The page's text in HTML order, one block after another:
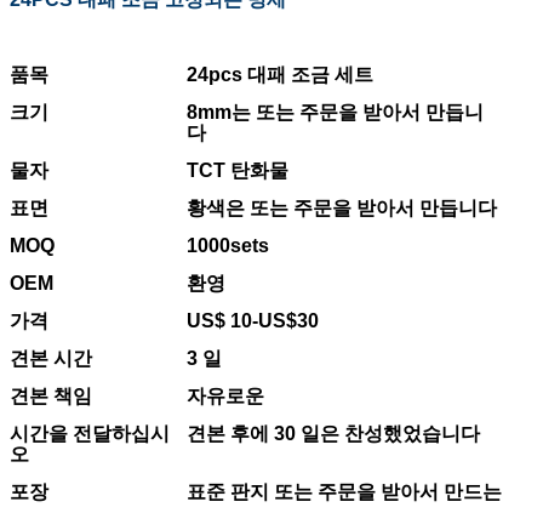
품목
24pcs 대패 조금 세트
크기
8mm는 또는 주문을 받아서 만듭니
다
물자
TCT 탄화물
표면
황색은 또는 주문을 받아서 만듭니다
MOQ
1000sets
OEM
환영
가격
US$ 10-US$30
견본 시간
3 일
견본 책임
자유로운
시간을 전달하십시
오
견본 후에 30 일은 찬성했었습니다
포장
표준 판지 또는 주문을 받아서 만드는